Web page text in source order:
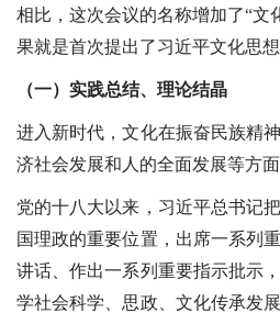
相比，这次会议的名称增加了“文
果就是首次提出了习近平文化思想
（一）实践总结、理论结晶
进入新时代，文化在振奋民族精
济社会发展和人的全面发展等方面
党的十八大以来，习近平总书记
国理政的重要位置，出席一系列
讲话、作出一系列重要指示批示
学社会科学、思政、文化传承发